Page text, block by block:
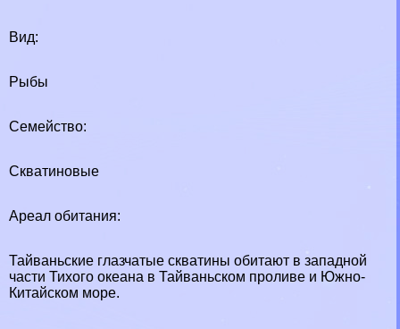
Вид:
Рыбы
Семейство:
Скватиновые
Ареал обитания:
Тайваньские глазчатые скватины обитают в западной
части Тихого океана в Тайваньском проливе и Южно-
Китайском море.